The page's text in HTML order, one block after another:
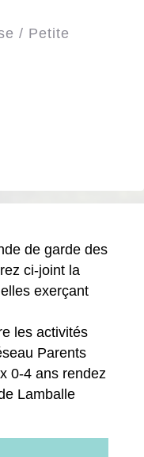
/ Petite
de garde des
ci-joint la
exerçant
les activités
Parents
0-4 ans rendez
Lamballe